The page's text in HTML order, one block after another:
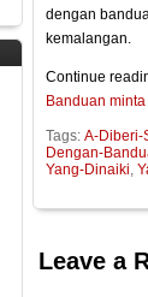
dengan
kemalangan.
Continue
Banduan
Tags: A-Diberi-
Dengan-
Yang-Dinaiki,
Leave a